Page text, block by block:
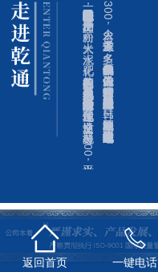
海城市乾通塑料编织有限公司是一家生产塑料编织袋的专业企业，
产品广泛用于种子、
面粉、
大米、
水泥、
化肥、
矿山等行业的包装，
是现代工业重要的包装之一。
公司位于环渤海经济区的辽宁省海城市经济技术开发区，
地理位置优越，
交通发达。
公司占地2
0
8
0
0
平方米，
拥有员工
3
0
0
余人，
专业技术人员3
0
多名，
年产各种编织袋两亿多个。
凭借先进的设备、
技术和睿智的管理经营，
公司产品已经遍及全国并成功出口到俄罗斯、
日韩、
新马泰等国家和地区，
公司也成为东北地区同行中规模较大的企业之一。
返回首页 一键电话